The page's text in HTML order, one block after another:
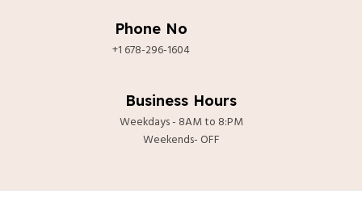
Phone No
+1 678-296-1604
Business Hours
Weekdays - 8AM to 8:PM
Weekends- OFF